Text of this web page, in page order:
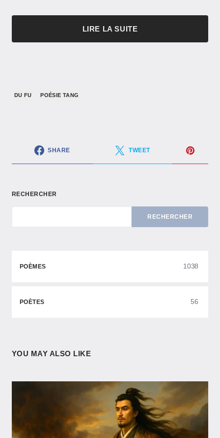
LIRE LA SUITE
DU FU POÉSIE TANG
SHARE TWEET
RECHERCHER
RECHERCHER
POÈMES 1038
POÈTES 56
YOU MAY ALSO LIKE